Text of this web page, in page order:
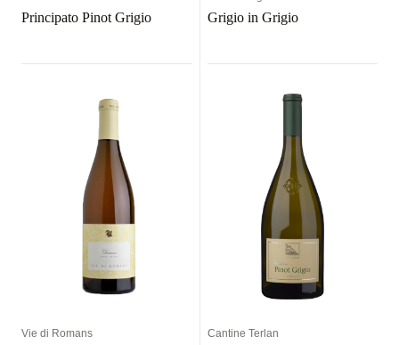
Principato Pinot Grigio Grigio in Grigio
Vie di Romans Cantine Terlan